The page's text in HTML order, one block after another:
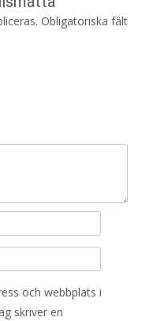
Obligatoriska fält
och webbplats i
skriver en